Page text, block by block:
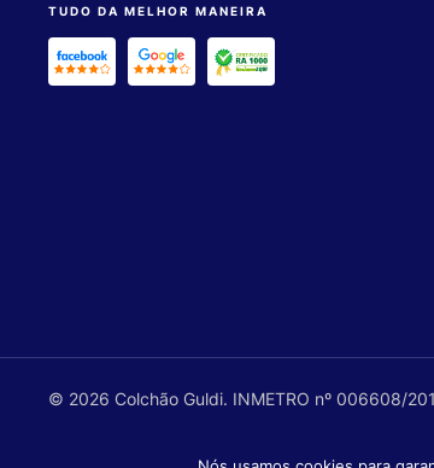
TUDO DA MELHOR MANEIRA
© 2026 Colchão Guldi. INMETRO nº 006608/